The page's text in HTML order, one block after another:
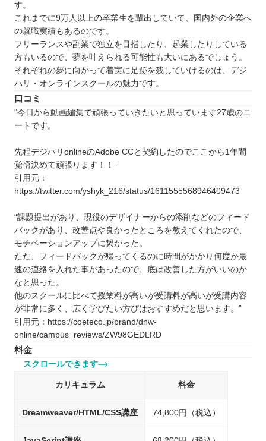
す。
これまでに9万人以上の卒業生を輩出していて、国内外の企業へ
の就職実績もあるのです。
フリーランスや副業で独立を目指したり、起業したりしている
方もいるので、夢を叶えられる可能性も大いにあるでしょう。
それぞれの夢に向かって着実に足跡を残していけるのは、デジ
ハリ・オンラインスクールの魅力です。
口コミ
“今日から動画編集で頑張っていきたいと思っています27歳のニ
ートです。
先程デジハリonlineのAdobe CCと契約したのでここから1年間
覚悟決めて頑張ります！！”
引用元：
https://twitter.com/yshyk_216/status/1611555568946409473
“課題提出があり、現役のデザイナーからの添削などのフィード
バックがあり、改善点や良かったところを教えてくれたので、
モチベーションアップに繋がった。
ただ、フィードバックが帰ってくるのに時間がかかり何度か最
速の連絡を入れた事があったので、底は改善した方がいいのか
なと思った。
他のスクールに比べて授業料が高いが受講料が高いが受講内容
が非常に多く、広く学びたい方びはおすすめだと思います。”
引用元：https://coeteco.jp/brand/dhw-
online/campus_reviews/ZW98GEDLRD
料金
スクロールできます
カリキュラム 料金
Dreamweaver/HTML/CSS講座 74,800円（税込）